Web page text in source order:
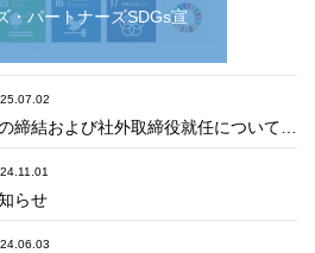
・パートナーズSDGs宣
締結および社外取締役就任について…
らせ